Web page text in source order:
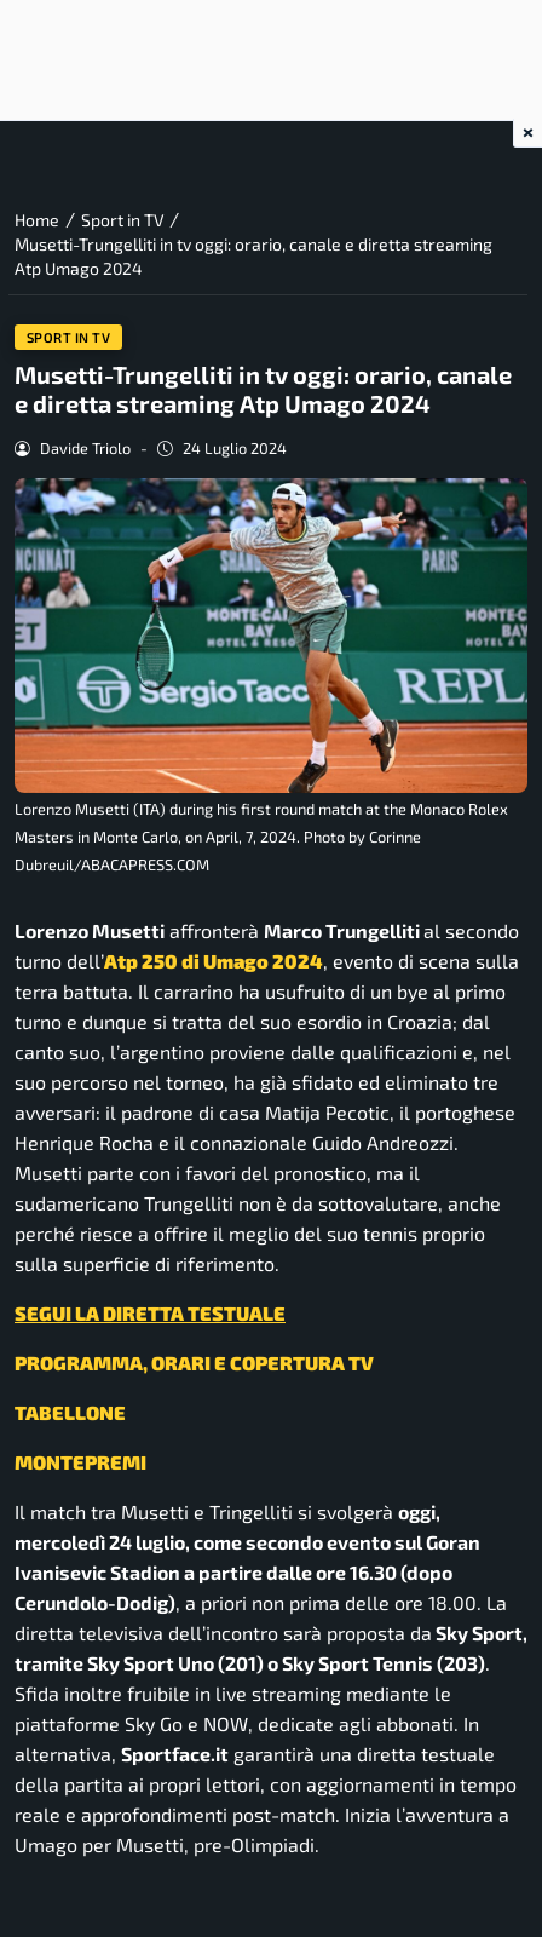
Home / Sport in TV /
Musetti-Trungelliti in tv oggi: orario, canale e diretta streaming
Atp Umago 2024
SPORT IN TV
Musetti-Trungelliti in tv oggi: orario, canale
e diretta streaming Atp Umago 2024
Davide Triolo - 24 Luglio 2024
Lorenzo Musetti (ITA) during his first round match at the Monaco Rolex
Masters in Monte Carlo, on April, 7, 2024. Photo by Corinne
Dubreuil/ABACAPRESS.COM
Lorenzo Musetti affronterà Marco Trungellitial secondo
turno dell’Atp 250 di Umago 2024, evento di scena sulla
terra battuta. Il carrarino ha usufruito di un bye al primo
turno e dunque si tratta del suo esordio in Croazia; dal
canto suo, l’argentino proviene dalle qualificazioni e, nel
suo percorso nel torneo, ha già sfidato ed eliminato tre
avversari: il padrone di casa Matija Pecotic, il portoghese
Henrique Rocha e il connazionale Guido Andreozzi.
Musetti parte con i favori del pronostico, ma il
sudamericano Trungelliti non è da sottovalutare, anche
perché riesce a offrire il meglio del suo tennis proprio
sulla superficie di riferimento.
SEGUI LA DIRETTA TESTUALE
PROGRAMMA, ORARI E COPERTURA TV
TABELLONE
MONTEPREMI
Il match tra Musetti e Tringelliti si svolgerà oggi,
mercoledì 24 luglio, come secondo evento sul Goran
Ivanisevic Stadion a partire dalle ore 16.30 (dopo
Cerundolo-Dodig), a priori non prima delle ore 18.00. La
diretta televisiva dell’incontro sarà proposta da Sky Sport,
tramite Sky Sport Uno (201) o Sky Sport Tennis (203).
Sfida inoltre fruibile in live streaming mediante le
piattaforme Sky Go e NOW, dedicate agli abbonati. In
alternativa, Sportface.it garantirà una diretta testuale
della partita ai propri lettori, con aggiornamenti in tempo
reale e approfondimenti post-match. Inizia l’avventura a
Umago per Musetti, pre-Olimpiadi.
×